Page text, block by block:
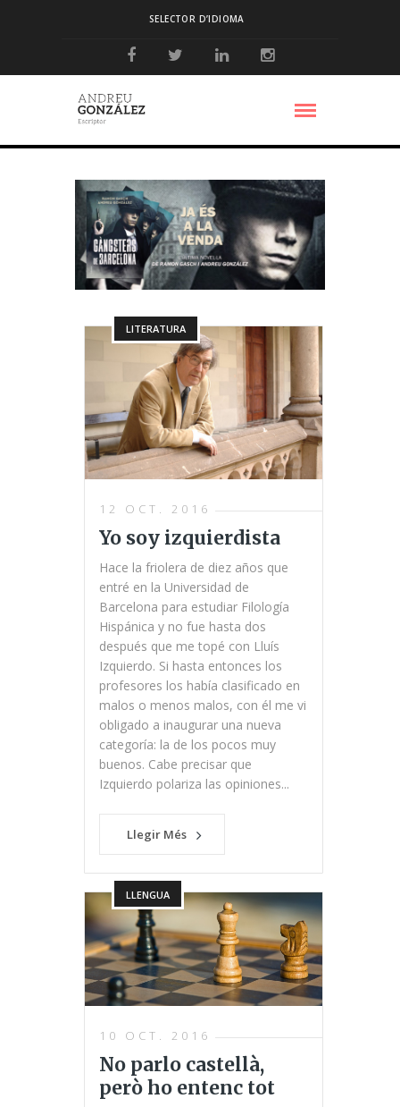
SELECTOR D’IDIOMA
LITERATURA
12 OCT. 2016
Yo soy izquierdista
Hace la friolera de diez años que
entré en la Universidad de
Barcelona para estudiar Filología
Hispánica y no fue hasta dos
después que me topé con Lluís
Izquierdo. Si hasta entonces los
profesores los había clasificado en
malos o menos malos, con él me vi
obligado a inaugurar una nueva
categoría: la de los pocos muy
buenos. Cabe precisar que
Izquierdo polariza las opiniones...
Llegir Més
LLENGUA
10 OCT. 2016
No parlo castellà,
però ho entenc tot